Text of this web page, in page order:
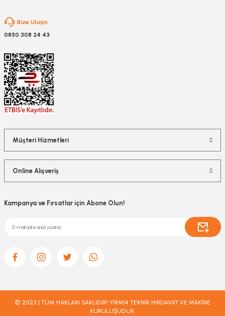
Bize Ulaşın :
0850 308 24 43
Müşteri Hizmetleri
Online Alışveriş
Kampanya ve Fırsatlar için Abone Olun!
© 2023 | TÜM HAKLARI SAKLIDIR! YİRMİ4 TEKNİK HIRDAVAT VE MAKİNE
KURULUŞUDUR.